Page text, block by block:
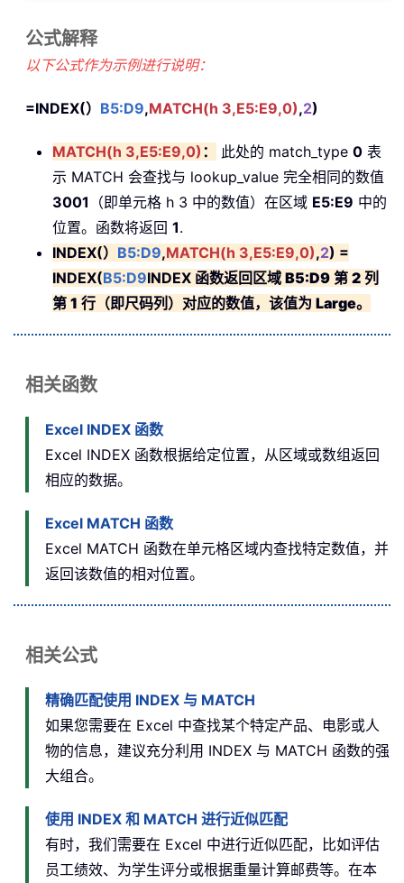
公式解释
以下公式作为示例进行说明：
=INDEX(） B5:D9,MATCH(h 3,E5:E9,0),2)
MATCH(h 3,E5:E9,0) ： 此处的 match_type 0 表
示 MATCH 会查找与 lookup_value 完全相同的数值
3001 （即单元格 h 3 中的数值）在区域 E5:E9 中的
位置。函数将返回 1.
INDEX(） B5:D9,MATCH(h 3,E5:E9,0),2) =
INDEX(B5:D9INDEX 函数返回区域 B5:D9 第 2 列
第 1 行（即尺码列）对应的数值，该值为 Large。
相关函数
Excel INDEX 函数
Excel INDEX 函数根据给定位置，从区域或数组返回
相应的数据。
Excel MATCH 函数
Excel MATCH 函数在单元格区域内查找特定数值，并
返回该数值的相对位置。
相关公式
精确匹配使用 INDEX 与 MATCH
如果您需要在 Excel 中查找某个特定产品、电影或人
物的信息，建议充分利用 INDEX 与 MATCH 函数的强
大组合。
使用 INDEX 和 MATCH 进行近似匹配
有时，我们需要在 Excel 中进行近似匹配，比如评估
员工绩效、为学生评分或根据重量计算邮费等。在本